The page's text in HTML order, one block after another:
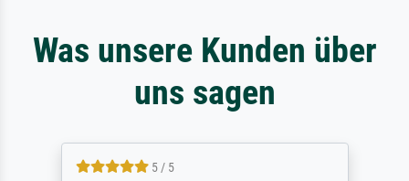
Was unsere Kunden über
uns sagen
5 / 5